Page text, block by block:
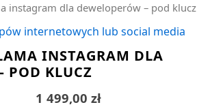
instagram dla deweloperów – pod klucz
internetowych lub social media
INSTAGRAM DLA
POD KLUCZ
1 499,00 zł